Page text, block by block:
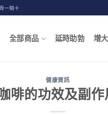
一賠十
全部商品 延時助勃 增
健康資訊
啡的功效及副作